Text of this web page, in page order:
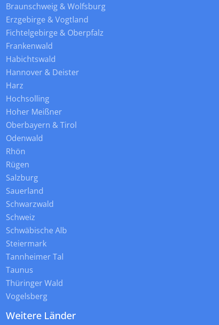
Braunschweig & Wolfsburg
Erzgebirge & Vogtland
Fichtelgebirge & Oberpfalz
Frankenwald
Habichtswald
Hannover & Deister
Harz
Hochsolling
Hoher Meißner
Oberbayern & Tirol
Odenwald
Rhön
Rügen
Salzburg
Sauerland
Schwarzwald
Schweiz
Schwäbische Alb
Steiermark
Tannheimer Tal
Taunus
Thüringer Wald
Vogelsberg
Weitere Länder